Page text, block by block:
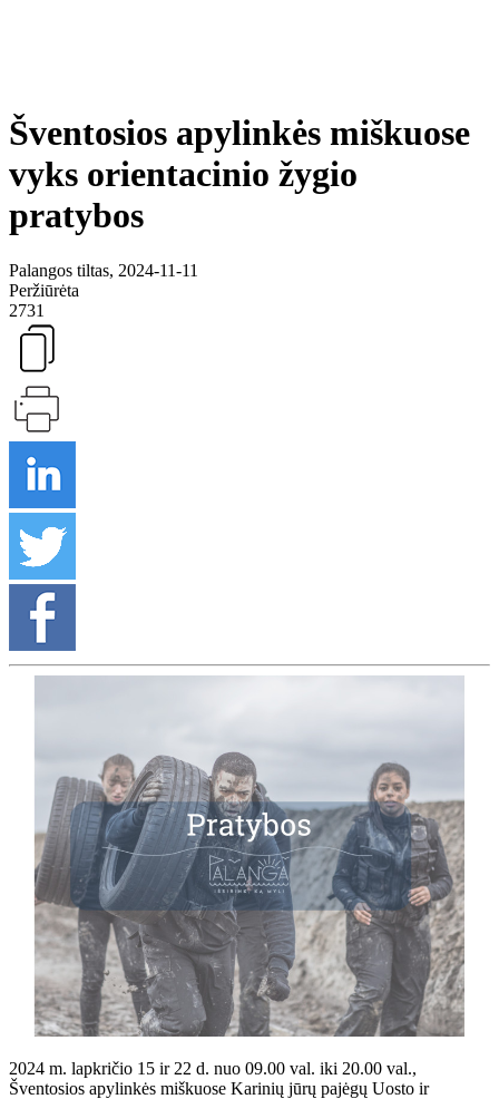
Šventosios apylinkės miškuose
vyks orientacinio žygio
pratybos
Palangos tiltas, 2024-11-11
Peržiūrėta
2731
2024 m. lapkričio 15 ir 22 d. nuo 09.00 val. iki 20.00 val.,
Šventosios apylinkės miškuose Karinių jūrų pajėgų Uosto ir